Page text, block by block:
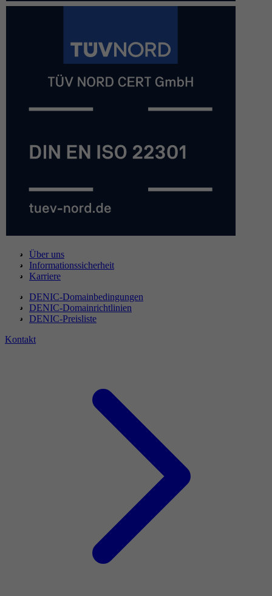
Über uns
Informationssicherheit
Karriere
DENIC-Domainbedingungen
DENIC-Domainrichtlinien
DENIC-Preisliste
Kontakt